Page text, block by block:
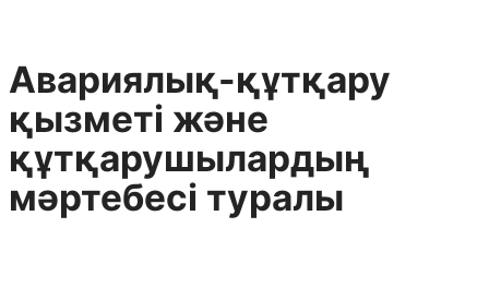
Авариялық-құтқару
қызметi және
құтқарушылардың
мәртебесi туралы